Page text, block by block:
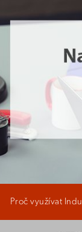
Proč využívat